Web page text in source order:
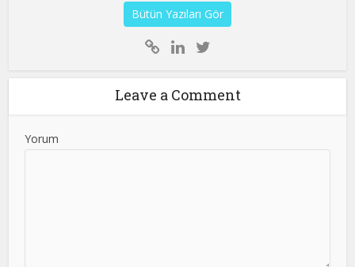
Bütün Yazıları Gör
Leave a Comment
Yorum